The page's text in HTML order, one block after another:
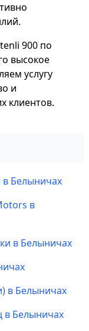
900 по
высокое
услугу
и
клиентов.
в Белыничах
в
в Белыничах
в Белыничах
в Белыничах